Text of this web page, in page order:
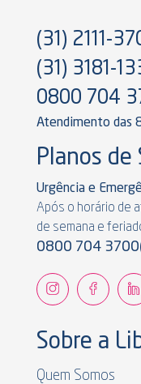
(31) 2111-
(31) 3181-
0800 704
Atendimento das
Planos de
Urgência e
Após o horário de
de semana e
0800 704 3700
Sobre a
Quem Somos